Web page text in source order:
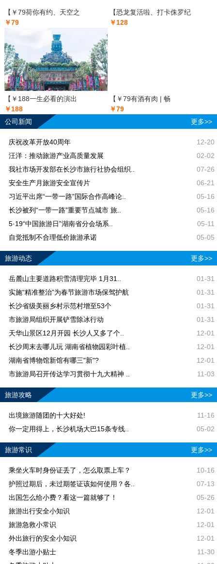
【￥79荷你有约、天空之
￥79
【恐龙复活啦、打卡侏罗纪
￥128
【￥188一生必看的演出
￥188
【￥79有酒有肉 | 畅
￥79
公司新闻
更多>>
庆祝改革开放40周年
12-20
汪洋：推动旅游产业高质量发展
02-02
我社市场开发部在长沙市旅行社协会组织..
07-26
安全生产月旅游安全宣传片
06-21
习近平出席“一带一路”国际合作高峰论..
05-16
长沙被列“一带一路”重要节点城市 旅..
05-16
5·19“中国旅游日”湖南省分会场系..
05-11
自觉抵制不合理低价旅游承诺
05-05
旅游动态 更多>>
岳麓山主要道路积雪清理完毕 1月31..
01-31
实施“精准整治”为春节旅游市场保驾护航
01-31
长沙省级美丽乡村示范村增至53个
01-31
市旅游局组织开展铲雪除冰行动
01-31
天华山景区12月开园 长沙人又多了个..
12-01
长沙周末去哪儿玩 湖南省植物园彩叶植..
12-01
湖南省博物馆新馆有哪三"新"?
12-01
市旅游局召开传达学习贯彻十九大精神 ..
11-03
旅游攻略 更多>>
出境旅游随团的十大好处!
11-16
你一定用得上，长沙机场大巴15条专线..
05-02
旅游常识 更多>>
乘坐火车时身份证丢了，怎么取票上车？
10-16
护照过期后，未过期签证该如何使用？各..
07-13
出国怎么给小费？看这一篇就够了！
05-26
旅游出行安全小知识
12-01
旅游急救小常识
12-01
外出旅行的安全小知识
12-01
冬季出游小贴士
11-30